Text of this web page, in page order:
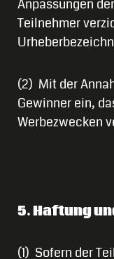
Anpassungen
Teilnehmer
(2) Mit der
Gewinner ein,
Werbezwecken
5. Haftung
(1) Sofern der